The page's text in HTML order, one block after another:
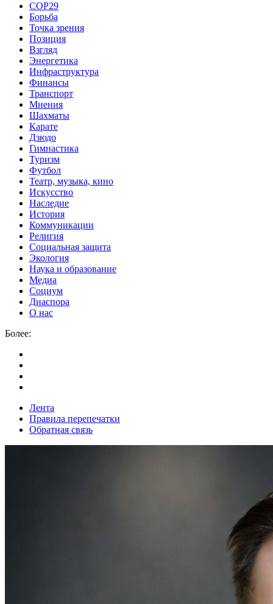
COP29
Борьба
Точка зрения
Позиция
Взгляд
Энергетика
Инфраструктура
Финансы
Транспорт
Мнения
Шахматы
Карате
Дзюдо
Гимнастика
Туризм
Футбол
Театр, музыка, кино
Искусство
Наследие
История
Коммуникации
Религия
Социальная защита
Экология
Наука и образование
Медиа
Социум
Диаспора
О нас
Более:
Лента
Правила перепечатки
Обратная связь